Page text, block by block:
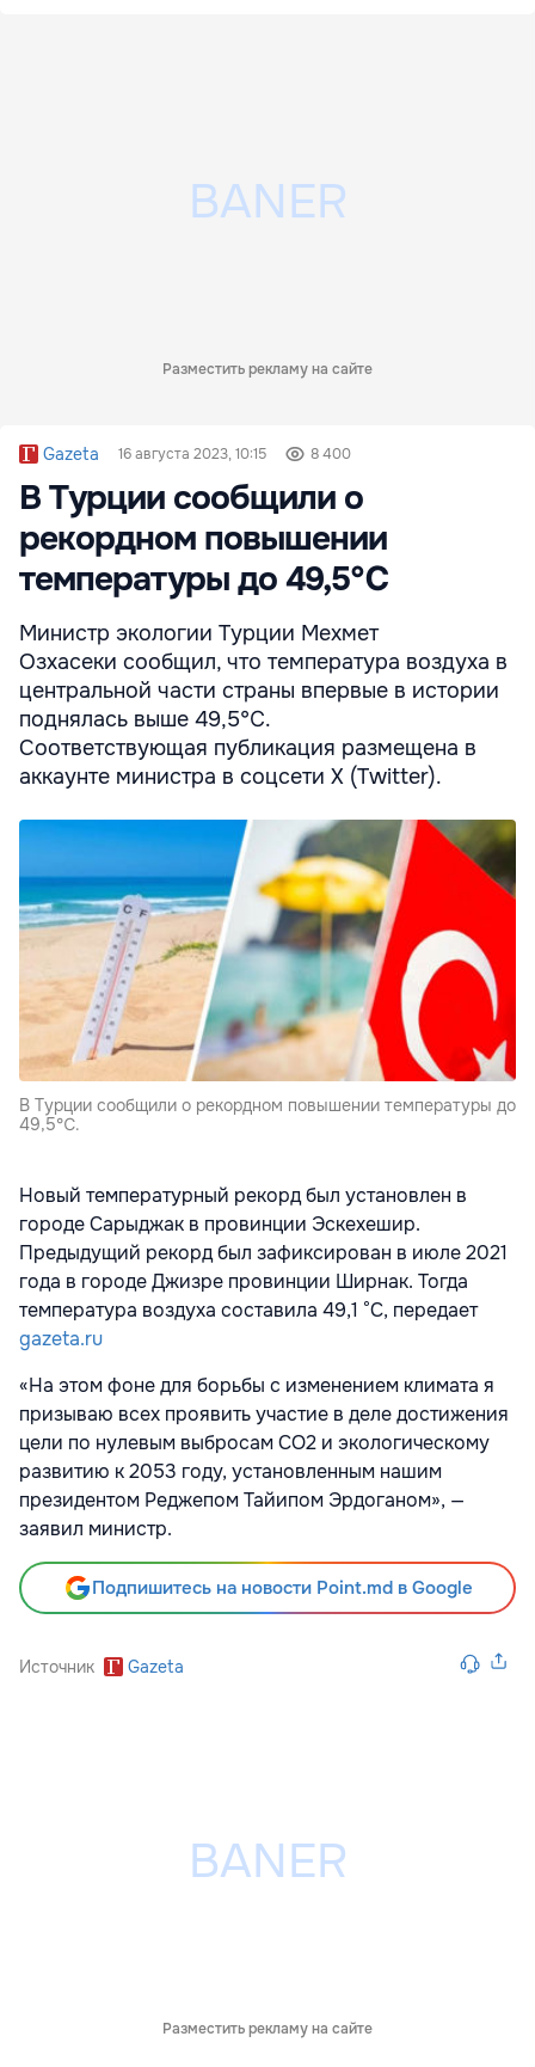
Разместить рекламу на сайте
Gazeta 16 августа 2023, 10:15 8 400
В Турции сообщили о
рекордном повышении
температуры до 49,5℃
Министр экологии Турции Мехмет
Озхасеки сообщил, что температура воздуха в
центральной части страны впервые в истории
поднялась выше 49,5℃.
Соответствующая публикация размещена в
аккаунте министра в соцсети X (Twitter).
В Турции сообщили о рекордном повышении температуры до
49,5℃.
Новый температурный рекорд был установлен в
городе Сарыджак в провинции Эскехешир.
Предыдущий рекорд был зафиксирован в июле 2021
года в городе Джизре провинции Ширнак. Тогда
температура воздуха составила 49,1 °C, передает
gazeta.ru
«На этом фоне для борьбы с изменением климата я
призываю всех проявить участие в деле достижения
цели по нулевым выбросам CO2 и экологическому
развитию к 2053 году, установленным нашим
президентом Реджепом Тайипом Эрдоганом», —
заявил министр.
Подпишитесь на новости Point.md в Google
Источник Gazeta
Разместить рекламу на сайте